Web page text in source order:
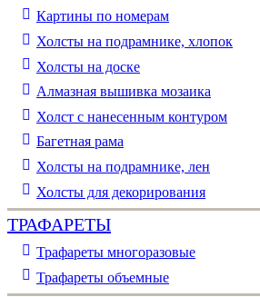
Картины по номерам
Холсты на подрамнике, хлопок
Холсты на доске
Алмазная вышивка мозаика
Холст с нанесенным контуром
Багетная рама
Холсты на подрамнике, лен
Холсты для декорирования
ТРАФАРЕТЫ
Трафареты многоразовые
Трафареты объемные